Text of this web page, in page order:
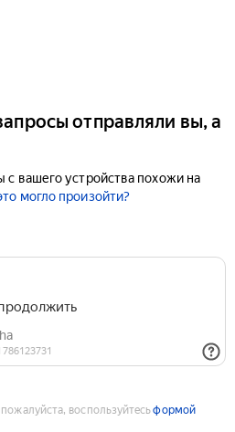
отправляли вы, а
с вашего устройства похожи на
могло произойти?
воспользуйтесьформой